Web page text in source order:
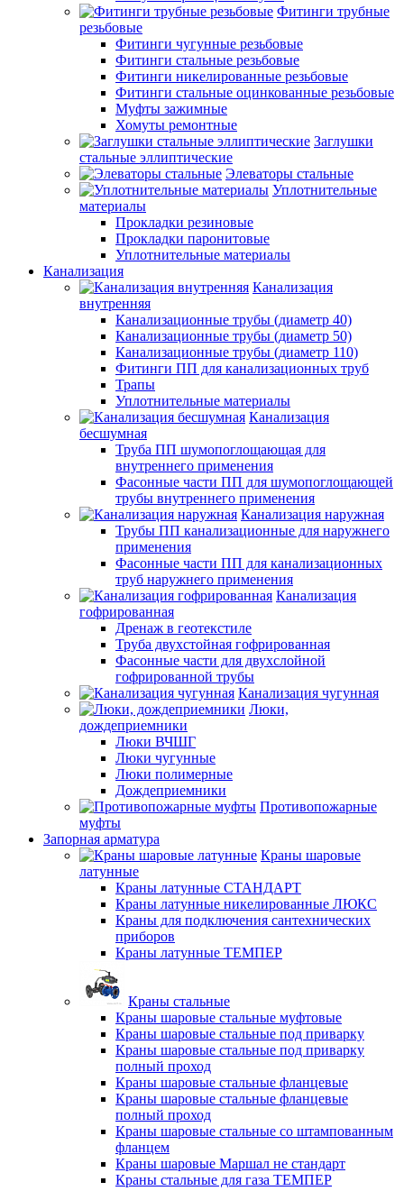
Фитинги трубные
резьбовые
Фитинги чугунные резьбовые
Фитинги стальные резьбовые
Фитинги никелированные резьбовые
Фитинги стальные оцинкованные резьбовые
Муфты зажимные
Хомуты ремонтные
Заглушки
стальные эллиптические
Элеваторы стальные
Уплотнительные
материалы
Прокладки резиновые
Прокладки паронитовые
Уплотнительные материалы
Канализация
Канализация
внутренняя
Канализационные трубы (диаметр 40)
Канализационные трубы (диаметр 50)
Канализационные трубы (диаметр 110)
Фитинги ПП для канализационных труб
Трапы
Уплотнительные материалы
Канализация
бесшумная
Труба ПП шумопоглощающая для
внутреннего применения
Фасонные части ПП для шумопоглощающей
трубы внутреннего применения
Канализация наружная
Трубы ПП канализационные для наружнего
применения
Фасонные части ПП для канализационных
труб наружнего применения
Канализация
гофрированная
Дренаж в геотекстиле
Труба двухстойная гофрированная
Фасонные части для двухслойной
гофрированной трубы
Канализация чугунная
Люки,
дождеприемники
Люки ВЧШГ
Люки чугунные
Люки полимерные
Дождеприемники
Противопожарные
муфты
Запорная арматура
Краны шаровые
латунные
Краны латунные СТАНДАРТ
Краны латунные никелированные ЛЮКС
Краны для подключения сантехнических
приборов
Краны латунные ТЕМПЕР
Краны стальные
Краны шаровые стальные муфтовые
Краны шаровые стальные под приварку
Краны шаровые стальные под приварку
полный проход
Краны шаровые стальные фланцевые
Краны шаровые стальные фланцевые
полный проход
Краны шаровые стальные со штампованным
фланцем
Краны шаровые Маршал не стандарт
Краны стальные для газа ТЕМПЕР